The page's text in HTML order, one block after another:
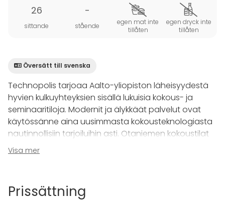
26
sittande
-
stående
egen mat inte
tillåten
egen dryck inte
tillåten
Översätt till svenska
Technopolis tarjoaa Aalto-yliopiston läheisyydestä
hyvien kulkuyhteyksien sisällä lukuisia kokous- ja
seminaaritiloja. Modernit ja älykkäät palvelut ovat
käytössänne aina uusimmasta kokousteknologiasta
nautinnollisiin tarjoiluihin asti. Otaniemen kokoustilat
sijaitsevat innovatiivisessa ympäristössä Espoon
teknologiakeskittymän ytimessä.
kokous- ja seminaaritila.
Visa mer
Prissättning